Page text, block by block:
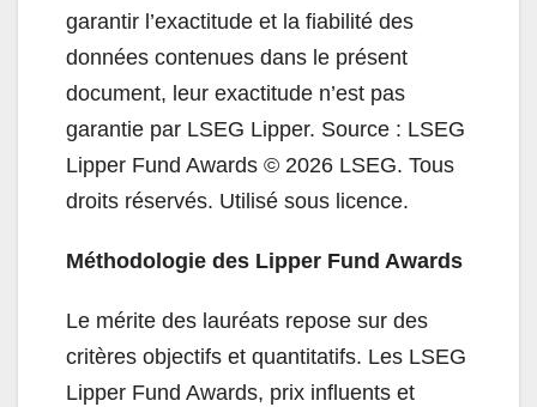
garantir l’exactitude et la fiabilité des
données contenues dans le présent
document, leur exactitude n’est pas
garantie par LSEG Lipper. Source : LSEG
Lipper Fund Awards © 2026 LSEG. Tous
droits réservés. Utilisé sous licence.
Méthodologie des Lipper Fund Awards
Le mérite des lauréats repose sur des
critères objectifs et quantitatifs. Les LSEG
Lipper Fund Awards, prix influents et